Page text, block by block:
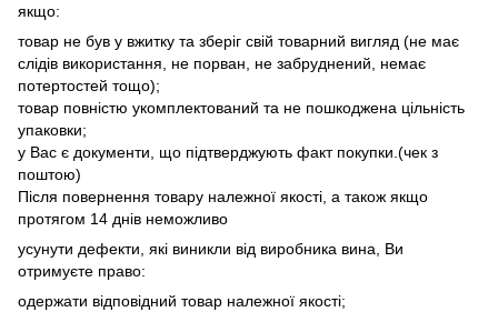
якщо:
товар не був у вжитку та зберіг свій товарний вигляд (не має
слідів використання, не порван, не забруднений, немає
потертостей тощо);
товар повністю укомплектований та не пошкоджена цільність
упаковки;
у Вас є документи, що підтверджують факт покупки.(чек з
поштою)
Після повернення товару належної якості, а також якщо
протягом 14 днів неможливо
усунути дефекти, які виникли від виробника вина, Ви
отримуєте право:
одержати відповідний товар належної якості;